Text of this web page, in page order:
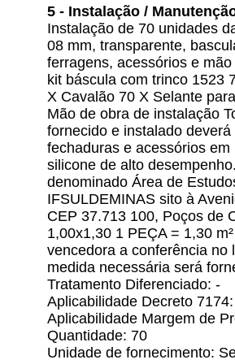
5 - Instalação /
Instalação de 70 unidades
08 mm, transparente,
ferragens, acessórios e
kit báscula com trinco 1523
X Cavalão 70 X Selante
Mão de obra de instalação
fornecido e instalado
fechaduras e acessórios
silicone de alto
denominado Área de
IFSULDEMINAS sito à
CEP 37.713 100, Poços de
1,00x1,30 1 PEÇA = 1,30
vencedora a conferência no
medida necessária será
Tratamento Diferenciado: -
Aplicabilidade Decreto
Aplicabilidade Margem de
Quantidade: 70
Unidade de fornecimento: